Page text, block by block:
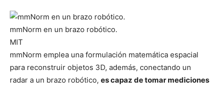
mmNorm en un brazo robótico.
MIT
mmNorm emplea una formulación matemática espacial
para reconstruir objetos 3D, además, conectando un
radar a un brazo robótico, es capaz de tomar mediciones